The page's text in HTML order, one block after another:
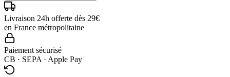
Livraison 24h offerte dès 29€
en France métropolitaine
Paiement sécurisé
CB · SEPA · Apple Pay